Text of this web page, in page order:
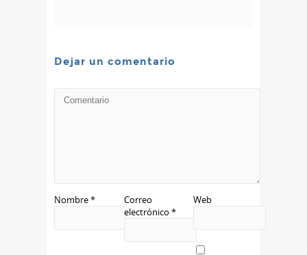
Dejar un comentario
Nombre*
Correo
electrónico *
Web